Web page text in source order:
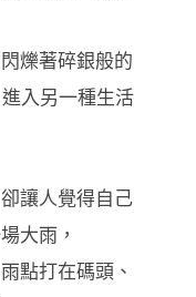
爍著碎銀般的
入另一種生活
讓人覺得自己
大雨，
點打在碼頭、